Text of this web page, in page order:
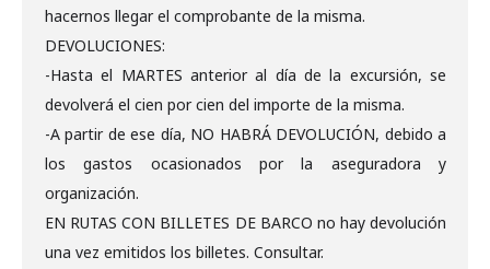
hacernos llegar el comprobante de la misma.
DEVOLUCIONES:
-Hasta el MARTES anterior al día de la excursión, se
devolverá el cien por cien del importe de la misma.
-A partir de ese día, NO HABRÁ DEVOLUCIÓN, debido a
los gastos ocasionados por la aseguradora y
organización.
EN RUTAS CON BILLETES DE BARCO no hay devolución
una vez emitidos los billetes. Consultar.